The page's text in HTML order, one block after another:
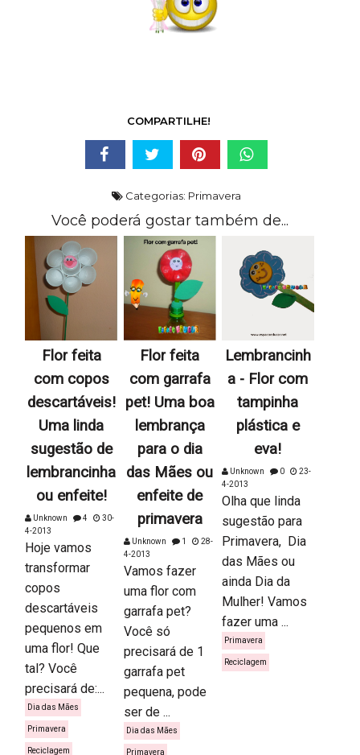
COMPARTILHE!
Categorias: Primavera
Você poderá gostar também de...
Flor feita
com copos
descartáveis!
Uma linda
sugestão de
lembrancinha
ou enfeite!
Unknown 4
30-
4-2013
Hoje vamos
transformar
copos
descartáveis
pequenos em
uma flor! Que
tal? Você
precisará de:...
Dia das Mães
Primavera
Reciclagem
Flor feita
com garrafa
pet! Uma boa
lembrança
para o dia
das Mães ou
enfeite de
primavera
Unknown 1
28-
4-2013
Vamos fazer
uma flor com
garrafa pet?
Você só
precisará de 1
garrafa pet
pequena, pode
ser de ...
Dia das Mães
Primavera
Lembrancinh
a - Flor com
tampinha
plástica e
eva!
Unknown 0
23-
4-2013
Olha que linda
sugestão para
Primavera, Dia
das Mães ou
ainda Dia da
Mulher! Vamos
fazer uma ...
Primavera
Reciclagem